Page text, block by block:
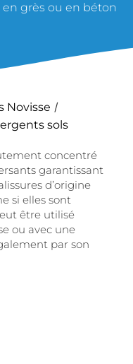
en grès ou en béton
Novisse /
sols
concentré
garantissant
d’origine
si elles sont
être utilisé
ou avec une
par son